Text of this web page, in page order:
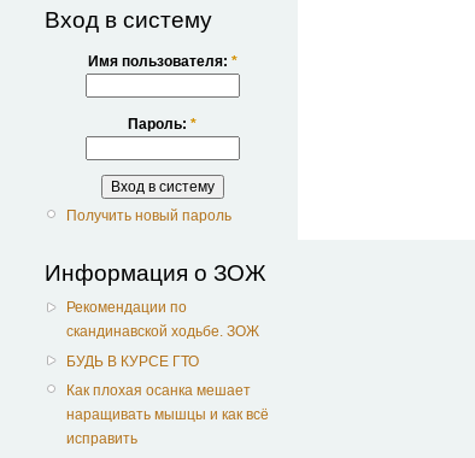
Вход в систему
Имя пользователя: *
Пароль: *
Получить новый пароль
Информация о ЗОЖ
Рекомендации по
скандинавской ходьбе. ЗОЖ
БУДЬ В КУРСЕ ГТО
Как плохая осанка мешает
наращивать мышцы и как всё
исправить